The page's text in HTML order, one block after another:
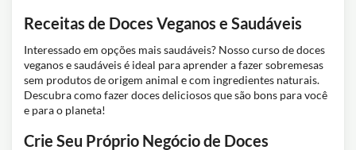
Receitas de Doces Veganos e Saudáveis
Interessado em opções mais saudáveis? Nosso curso de doces
veganos e saudáveis é ideal para aprender a fazer sobremesas
sem produtos de origem animal e com ingredientes naturais.
Descubra como fazer doces deliciosos que são bons para você
e para o planeta!
Crie Seu Próprio Negócio de Doces